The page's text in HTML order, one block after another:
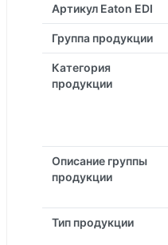
Артикул Eaton EDI
Группа продукции
Категория
продукции
Описание группы
продукции
Тип продукции